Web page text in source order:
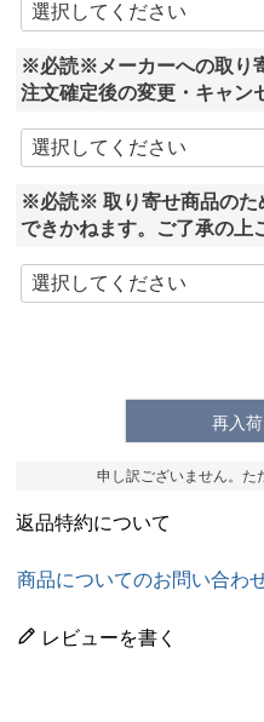
※必読※メーカーへの取り
注文確定後の変更・キャン
※必読※ 取り寄せ商品のた
できかねます。ご了承の上
再入
申し訳ございません。た
返品特約について
商品についてのお問い合わ
レビューを書く